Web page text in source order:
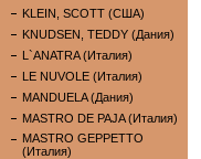
KLEIN, SCOTT (США)
KNUDSEN, TEDDY (Дания)
L`ANATRA (Италия)
LE NUVOLE (Италия)
MANDUELA (Дания)
MASTRO DE PAJA (Италия)
MASTRO GEPPETTO
(Италия)